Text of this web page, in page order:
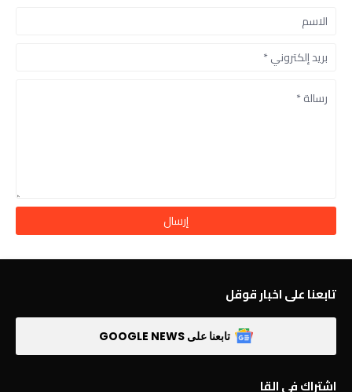
تابعنا على اخبار قوقل
تابعنا على GOOGLE NEWS
اشتراك في القا